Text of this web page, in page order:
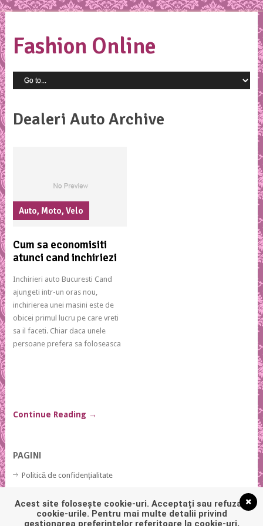
Fashion Online
Dealeri Auto Archive
Auto, Moto, Velo
Cum sa economisiti
atunci cand inchiriezi
Inchirieri auto Bucuresti Cand
ajungeti intr-un oras nou,
inchirierea unei masini este de
obicei primul lucru pe care vreti
sa il faceti. Chiar daca unele
persoane prefera sa foloseasca
Continue Reading →
PAGINI
Politică de confidențialitate
Acest site folosește cookie-uri. Acceptați sau refuzați
cookie-urile. Pentru mai multe detalii privind
gestionarea preferințelor referitoare la cookie-uri,